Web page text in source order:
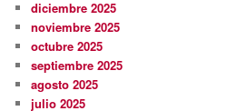
diciembre 2025
noviembre 2025
octubre 2025
septiembre 2025
agosto 2025
julio 2025